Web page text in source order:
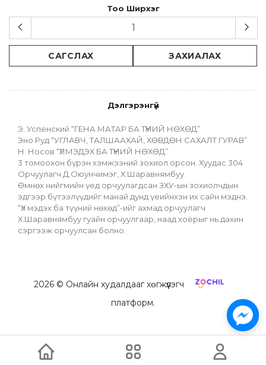
Тоо Ширхэг
САГСЛАХ ЗАХИАЛАХ
Дэлгэрэнгүй
Э. Успенский “ГЕНА МАТАР БА ТҮҮНИЙ НӨХӨД”
Эно Руд “УГЛАВЧ, ТАЛШААХАЙ, ХӨВДӨН САХАЛТ ГУРАВ”
Н. Носов “ҮЛМЭДЭХ БА ТҮҮНИЙ НӨХӨД”
3 томоохон бүрэн хэмжээний зохиол орсон. Хуудас 304
Орчуулагч Д.Оюунчимэг, Х.Шаравнямбуу
Өмнөх нийгмийн үед орчуулагдсан ЗХУ-ын зохиолчдын
эдгээр бүтээлүүдийг манай дунд үеийнхэн их сайн мэднэ.
“Үл мэдэх ба түүний нөхөд”-ийг ахмад орчуулагч
Х.Шаравнямбуу гуайн орчуулгаар, наад хоёрыг нь дахин
сэргээж орчуулсан болно.
2026© Онлайн худалдааг хөгжүүлэгч
платформ.